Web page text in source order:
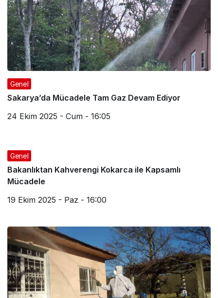
Genel
Sakarya’da Mücadele Tam Gaz Devam Ediyor
24 Ekim 2025 - Cum - 16:05
Genel
Bakanlıktan Kahverengi Kokarca ile Kapsamlı
Mücadele
19 Ekim 2025 - Paz - 16:00